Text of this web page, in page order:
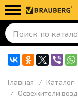
Главная Каталог
Освежители